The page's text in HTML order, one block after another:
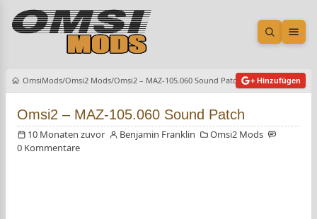
Suche
OmsiMods Omsi2 Mods Omsi2 – MAZ-105.060 Sound Patch + Hinzufügen
Omsi2 – MAZ-105.060 Sound Patch
10 Monaten zuvor Benjamin Franklin
Omsi2 Mods
0 Kommentare